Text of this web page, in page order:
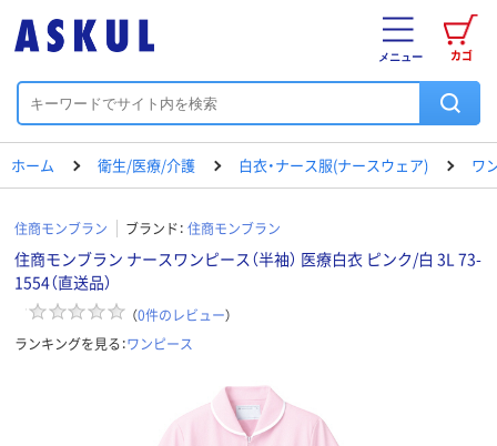
カゴ
メニュー
ホーム 衛生/医療/介護 白衣・ナース服(ナースウェア) ワ
住商モンブラン ブランド： 住商モンブラン
住商モンブラン ナースワンピース（半袖） 医療白衣 ピンク/白 3L 73-
1554（直送品）
（0件のレビュー）
ランキングを見る：ワンピース